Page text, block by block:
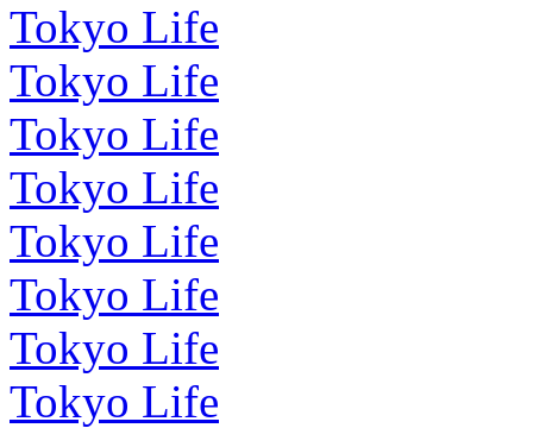
Tokyo Life
Tokyo Life
Tokyo Life
Tokyo Life
Tokyo Life
Tokyo Life
Tokyo Life
Tokyo Life